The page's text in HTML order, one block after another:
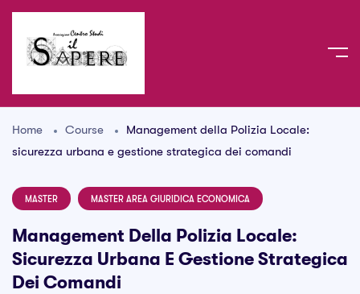
Home Course
Management della Polizia Locale:
sicurezza urbana e gestione strategica dei comandi
MASTER MASTER AREA GIURIDICA ECONOMICA
Management Della Polizia Locale:
Sicurezza Urbana E Gestione Strategica
Dei Comandi